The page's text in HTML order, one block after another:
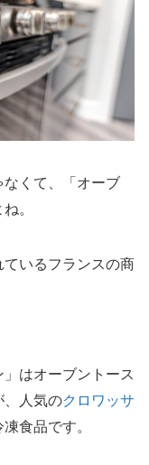
なくて、「オーブ
。
いるフランスの商
はオーブントース
、人気のクロワッサ
食品です。